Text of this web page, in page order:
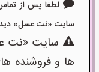
لطفا پس از
سایت «نت عسل» دیده ام و کد
سایت «نت
ها و فروشنده